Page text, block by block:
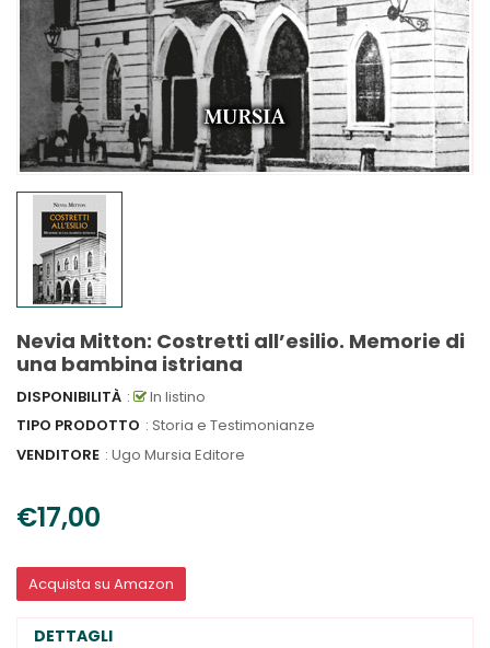
Nevia Mitton: Costretti all’esilio. Memorie di
una bambina istriana
DISPONIBILITÀ :
In listino
TIPO PRODOTTO : Storia e Testimonianze
VENDITORE : Ugo Mursia Editore
€17,00
Acquista su Amazon
DETTAGLI